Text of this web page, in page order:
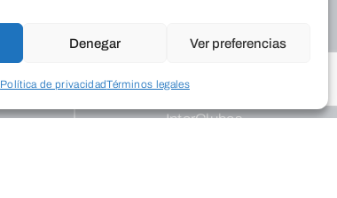
Denegar Ver preferencias
Política de privacidadTérminos legales
Palacio
InterClubes